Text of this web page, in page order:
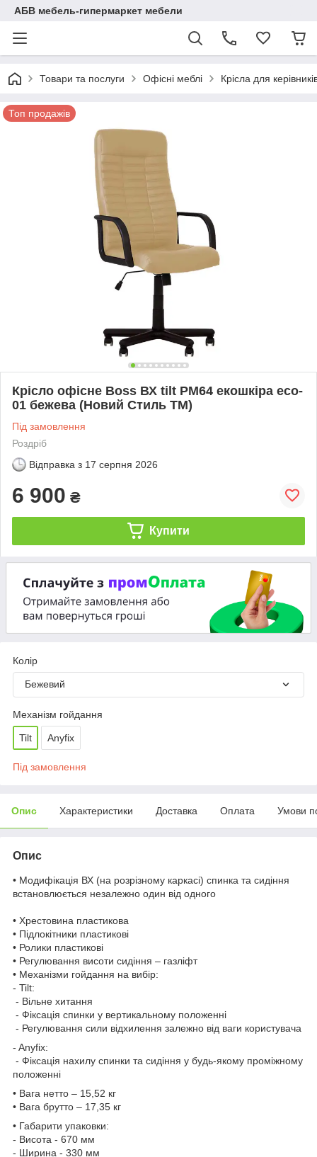
АБВ мебель-гипермаркет мебели
Товари та послуги Офісні меблі Крісла для
Топ продажів
Крісло офісне Boss ВХ tilt PM64 екошкіра eco-
01 бежева (Новий Стиль ТМ)
Під замовлення
Роздріб
Відправка з 17 серпня 2026
6 900 ₴
Купити
Колір
Бежевий
Механізм гойдання
Tilt Anyfix
Під замовлення
Опис Характеристики Доставка Оплата Умови
Опис
• Модифікація ВХ (на розрізному каркасі) спинка та сидіння
встановлюється незалежно один від одного
• Хрестовина пластикова
• Підлокітники пластикові
• Ролики пластикові
• Регулювання висоти сидіння – газліфт
• Механізми гойдання на вибір:
- Tilt:
- Вільне хитання
- Фіксація спинки у вертикальному положенні
- Регулювання сили відхилення залежно від ваги користувача
- Anyfix:
- Фіксація нахилу спинки та сидіння у будь-якому проміжному
положенні
• Вага нетто – 15,52 кг
• Вага брутто – 17,35 кг
• Габарити упаковки:
- Висота - 670 мм
- Ширина - 330 мм